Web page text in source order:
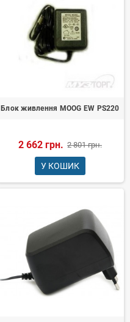
Блок живлення MOOG EW PS220
2 662 грн. 2 801 грн.
У КОШИК